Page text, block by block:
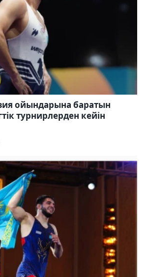
ойындарына баратын
турнирлерден кейін